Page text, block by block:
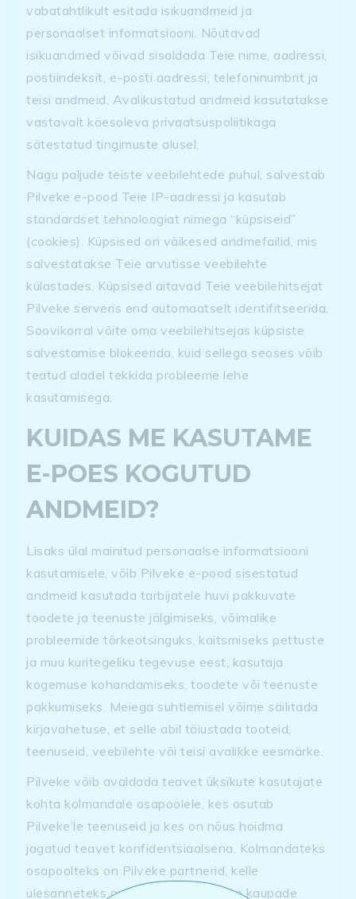
vabatahtlikult esitada isikuandmeid ja
personaalset informatsiooni. Nõutavad
isikuandmed võivad sisaldada Teie nime, aadressi,
postiindeksit, e-posti aadressi, telefoninumbrit ja
teisi andmeid. Avalikustatud andmeid kasutatakse
vastavalt käesoleva privaatsuspoliitikaga
sätestatud tingimuste alusel.
Nagu paljude teiste veebilehtede puhul, salvestab
Pilveke e-pood Teie IP-aadressi ja kasutab
standardset tehnoloogiat nimega “küpsiseid”
(cookies). Küpsised on väikesed andmefailid, mis
salvestatakse Teie arvutisse veebilehte
külastades. Küpsised aitavad Teie veebilehitsejat
Pilveke serveris end automaatselt identifitseerida.
Soovikorral võite oma veebilehitsejas küpsiste
salvestamise blokeerida, kuid sellega seoses võib
teatud aladel tekkida probleeme lehe
kasutamisega.
KUIDAS ME KASUTAME
E-POES KOGUTUD
ANDMEID?
Lisaks ülal mainitud personaalse informatsiooni
kasutamisele, võib Pilveke e-pood sisestatud
andmeid kasutada tarbijatele huvi pakkuvate
toodete ja teenuste jälgimiseks, võimalike
probleemide tõrkeotsinguks, kaitsmiseks pettuste
ja muu kuritegeliku tegevuse eest, kasutaja
kogemuse kohandamiseks, toodete või teenuste
pakkumiseks. Meiega suhtlemisel võime säilitada
kirjavahetuse, et selle abil täiustada tooteid,
teenuseid, veebilehte või teisi avalikke eesmärke.
Pilveke võib avaldada teavet üksikute kasutajate
kohta kolmandale osapoolele, kes osutab
Pilveke’le teenuseid ja kes on nõus hoidma
jagatud teavet konfidentsiaalsena. Kolmandateks
osapoolteks on Pilveke partnerid, kelle
ülesanneteks on e-poes müüdavate kaupade